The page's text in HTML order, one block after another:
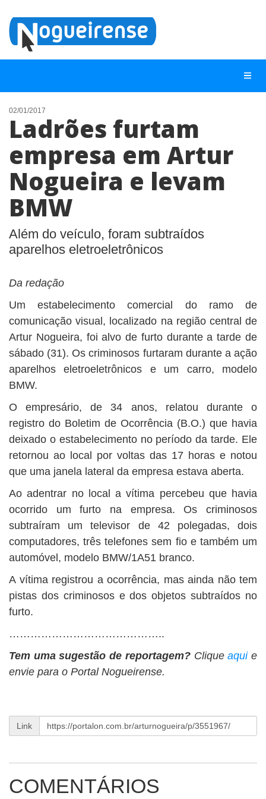
NOTÍCIAS
LISTA DIGITAL
TELEFONES ÚTEIS
QUEM SOMOS
CONTATO
ANUNCIE
02/01/2017
Ladrões furtam
empresa em Artur
Nogueira e levam
BMW
Além do veículo, foram subtraídos
aparelhos eletroeletrônicos
Da redação
Um estabelecimento comercial do ramo de
comunicação visual, localizado na região central de
Artur Nogueira, foi alvo de furto durante a tarde de
sábado (31). Os criminosos furtaram durante a ação
aparelhos eletroeletrônicos e um carro, modelo
BMW.
O empresário, de 34 anos, relatou durante o
registro do Boletim de Ocorrência (B.O.) que havia
deixado o estabelecimento no período da tarde. Ele
retornou ao local por voltas das 17 horas e notou
que uma janela lateral da empresa estava aberta.
Ao adentrar no local a vítima percebeu que havia
ocorrido um furto na empresa. Os criminosos
subtraíram um televisor de 42 polegadas, dois
computadores, três telefones sem fio e também um
automóvel, modelo BMW/1A51 branco.
A vítima registrou a ocorrência, mas ainda não tem
pistas dos criminosos e dos objetos subtraídos no
furto.
……………………………………..
Tem uma sugestão de reportagem?Cliqueaquie
envie para o Portal Nogueirense.
Link
COMENTÁRIOS